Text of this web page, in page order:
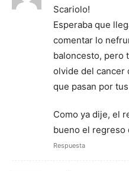
Scariolo!
Esperaba que
comentar lo
baloncesto, pero
olvide del cancer
que pasan por
Como ya dije, el
bueno el regreso
Respuesta